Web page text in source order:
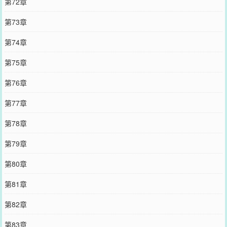
第73章
第74章
第75章
第76章
第77章
第78章
第79章
第80章
第81章
第82章
第83章